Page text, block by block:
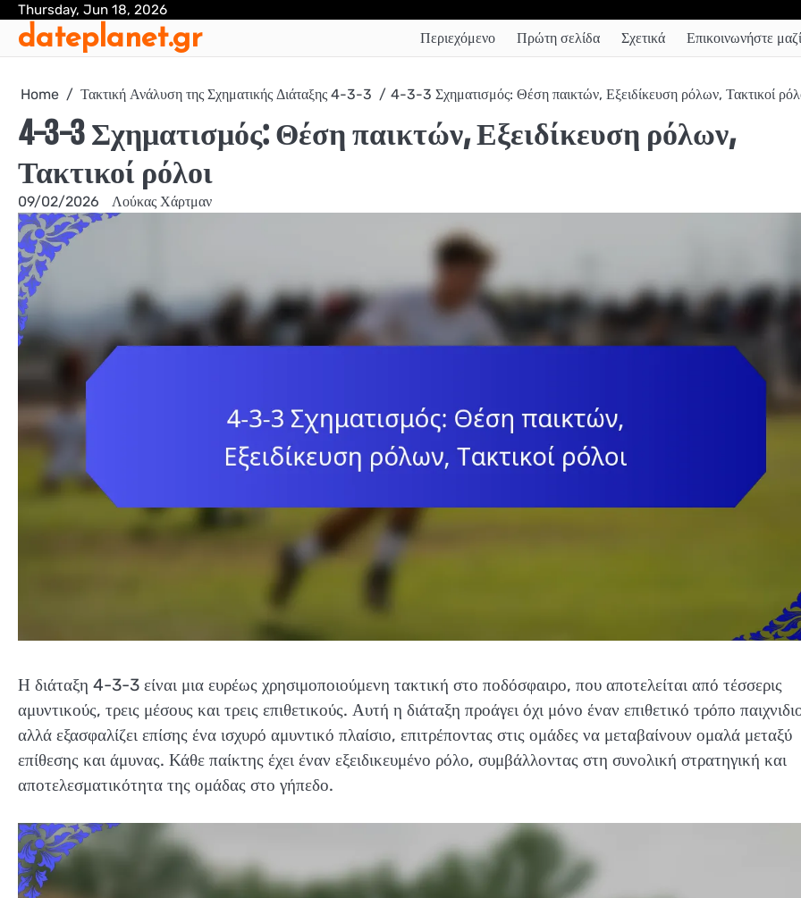
Skip
content
Thursday, Jun 18, 2026
dateplanet.gr Περιεχόμενο Πρώτη σελίδα Σχετικά Επικοινωνήστε
Home Τακτική Ανάλυση της Σχηματικής Διάταξης 4-3-3 4-3-3 Σχηματισμός: Θέση παικτών, Εξειδίκευση ρόλων, Τακτικοί
4-3-3 Σχηματισμός: Θέση παικτών, Εξειδίκευση ρόλων,
Τακτικοί ρόλοι
09/02/2026 Λούκας Χάρτμαν
Η διάταξη 4-3-3 είναι μια ευρέως χρησιμοποιούμενη τακτική στο ποδόσφαιρο, που αποτελείται από τέσσερις
αμυντικούς, τρεις μέσους και τρεις επιθετικούς. Αυτή η διάταξη προάγει όχι μόνο έναν επιθετικό τρόπο
αλλά εξασφαλίζει επίσης ένα ισχυρό αμυντικό πλαίσιο, επιτρέποντας στις ομάδες να μεταβαίνουν ομαλά μεταξύ
επίθεσης και άμυνας. Κάθε παίκτης έχει έναν εξειδικευμένο ρόλο, συμβάλλοντας στη συνολική στρατηγική και
αποτελεσματικότητα της ομάδας στο γήπεδο.